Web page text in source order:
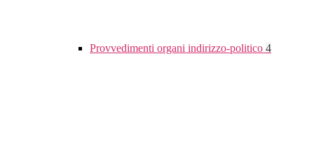
Provvedimenti organi indirizzo-politico 4